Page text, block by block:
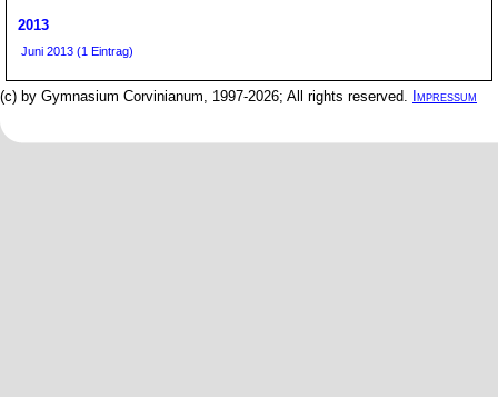
2013
Juni 2013 (1 Eintrag)
(c) by Gymnasium Corvinianum, 1997-2026; All rights reserved. Impressum